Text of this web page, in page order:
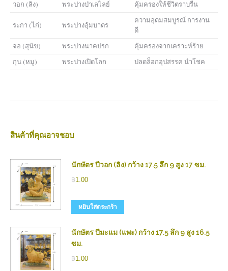
วอก (ลิง) พระปางป่าเลไลย์ คุ้มครองให้ชีวิตราบรื่น
ระกา (ไก่) พระปางอุ้มบาตร
ความอุดมสมบูรณ์ การงาน
ดี
จอ (สุนัข) พระปางนาคปรก คุ้มครองจากเคราะห์ร้าย
กุน (หมู) พระปางเปิดโลก ปลดล็อกอุปสรรค นำโชค
สินค้าที่คุณอาจชอบ
นักษัตร ปีวอก (ลิง) กว้าง 17.5 ลึก 9 สูง 17 ซม.
฿1.00
หยิบใส่ตระกร้า
นักษัตร ปีมะแม (แพะ) กว้าง 17.5 ลึก 9 สูง 16.5
ซม.
฿1.00